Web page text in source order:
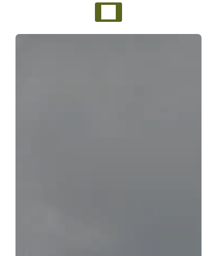
Panneau de gestion des cookies